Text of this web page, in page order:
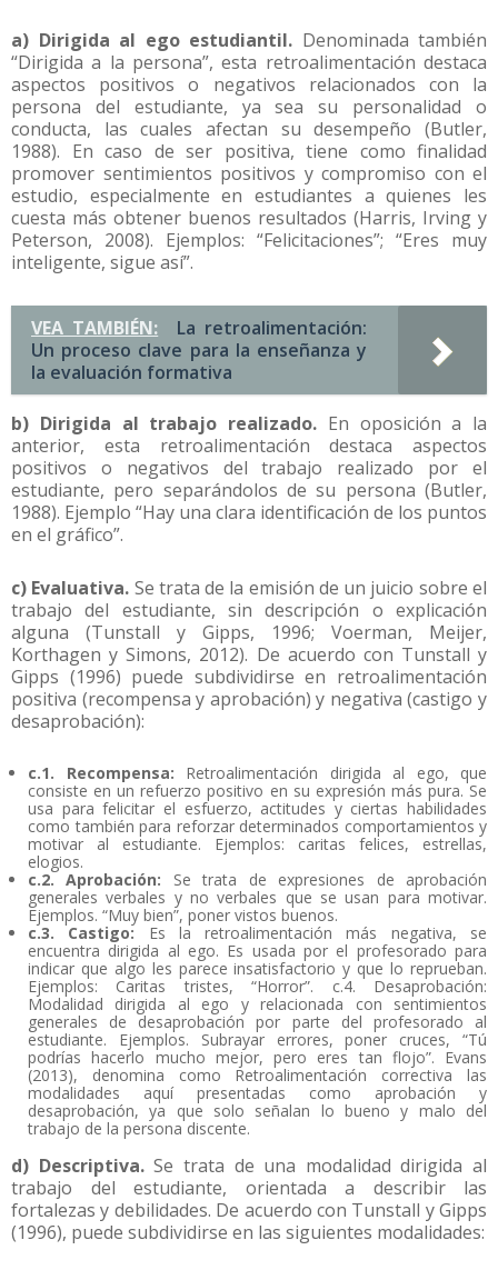
a) Dirigida al ego estudiantil. Denominada también
“Dirigida a la persona”, esta retroalimentación destaca
aspectos positivos o negativos relacionados con la
persona del estudiante, ya sea su personalidad o
conducta, las cuales afectan su desempeño (Butler,
1988). En caso de ser positiva, tiene como finalidad
promover sentimientos positivos y compromiso con el
estudio, especialmente en estudiantes a quienes les
cuesta más obtener buenos resultados (Harris, Irving y
Peterson, 2008). Ejemplos: “Felicitaciones”; “Eres muy
inteligente, sigue así”.
VEA TAMBIÉN:
La retroalimentación:
Un proceso clave para la enseñanza y
la evaluación formativa
b) Dirigida al trabajo realizado. En oposición a la
anterior, esta retroalimentación destaca aspectos
positivos o negativos del trabajo realizado por el
estudiante, pero separándolos de su persona (Butler,
1988). Ejemplo “Hay una clara identificación de los puntos
en el gráfico”.
c) Evaluativa. Se trata de la emisión de un juicio sobre el
trabajo del estudiante, sin descripción o explicación
alguna (Tunstall y Gipps, 1996; Voerman, Meijer,
Korthagen y Simons, 2012). De acuerdo con Tunstall y
Gipps (1996) puede subdividirse en retroalimentación
positiva (recompensa y aprobación) y negativa (castigo y
desaprobación):
c.1. Recompensa: Retroalimentación dirigida al ego, que
consiste en un refuerzo positivo en su expresión más pura. Se
usa para felicitar el esfuerzo, actitudes y ciertas habilidades
como también para reforzar determinados comportamientos y
motivar al estudiante. Ejemplos: caritas felices, estrellas,
elogios.
c.2. Aprobación: Se trata de expresiones de aprobación
generales verbales y no verbales que se usan para motivar.
Ejemplos. “Muy bien”, poner vistos buenos.
c.3. Castigo: Es la retroalimentación más negativa, se
encuentra dirigida al ego. Es usada por el profesorado para
indicar que algo les parece insatisfactorio y que lo reprueban.
Ejemplos: Caritas tristes, “Horror”. c.4. Desaprobación:
Modalidad dirigida al ego y relacionada con sentimientos
generales de desaprobación por parte del profesorado al
estudiante. Ejemplos. Subrayar errores, poner cruces, “Tú
podrías hacerlo mucho mejor, pero eres tan flojo”. Evans
(2013), denomina como Retroalimentación correctiva las
modalidades aquí presentadas como aprobación y
desaprobación, ya que solo señalan lo bueno y malo del
trabajo de la persona discente.
d) Descriptiva.Se trata de una modalidad dirigida al
trabajo del estudiante, orientada a describir las
fortalezas y debilidades. De acuerdo con Tunstall y Gipps
(1996), puede subdividirse en las siguientes modalidades: